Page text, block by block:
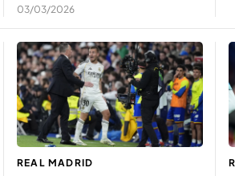
03/03/2026
REAL MADRID